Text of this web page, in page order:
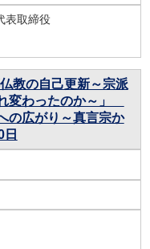
表取締役
教の自己更新～宗派
変わったのか～」
の広がり～真言宗か